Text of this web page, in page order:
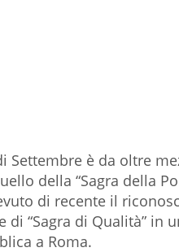
Settembre è da oltre
della “Sagra della
di recente il
di “Sagra di Qualità” in
a Roma.